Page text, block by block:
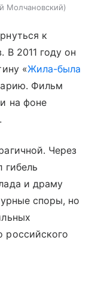
Молчановский
к
В 2011 году он
«Жила-была
Фильм
на фоне
Через
гибель
и драму
споры, но
российского